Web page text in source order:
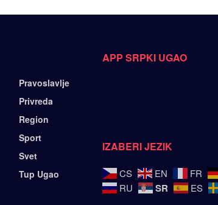
Pravoslavlje
Privreda
Region
Sport
Svet
Tup Ugao
APP SRPKI UGAO
IZABERI JEZIK
CS EN FR
RU
SR ES